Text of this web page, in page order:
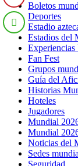
Boletos
Deportes
Estadio
Estadios del
Fan Fest
Grupos
Guía del
Historias
Hoteles
Jugadores
Mundial
Mundial
Noticias del
Sedes